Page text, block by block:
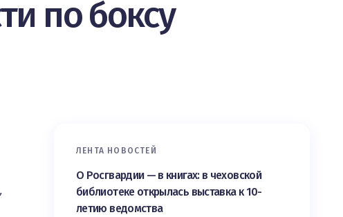
по боксу
ЛЕНТА НОВОСТЕЙ
О Росгвардии — в книгах: в чеховской
библиотеке открылась выставка к 10-
летию ведомства